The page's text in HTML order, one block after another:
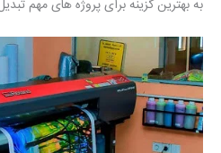
به بهترین گزینه برای پروژه های مهم